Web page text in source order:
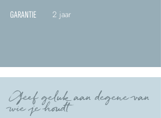
GARANTIE 2 jaar
Geef geluk aan degene van
wie je houdt